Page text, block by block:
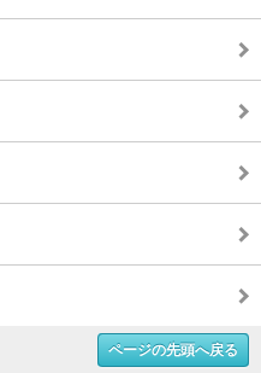
ページの先頭へ戻る